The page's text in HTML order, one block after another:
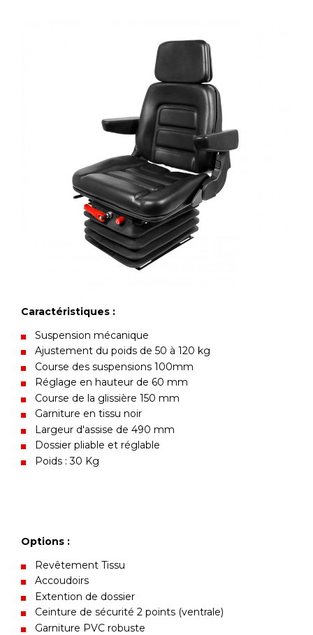
Caractéristiques :
Suspension mécanique
Ajustement du poids de 50 à 120 kg
Course des suspensions 100mm
Réglage en hauteur de 60 mm
Course de la glissière 150 mm
Garniture en tissu noir
Largeur d'assise de 490 mm
Dossier pliable et réglable
Poids : 30 Kg
Options :
Revêtement Tissu
Accoudoirs
Extention de dossier
Ceinture de sécurité 2 points (ventrale)
Garniture PVC robuste